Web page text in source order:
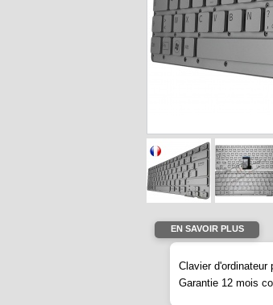
EN SAVOIR PLUS
Clavier d'ordinateur
Garantie 12 mois